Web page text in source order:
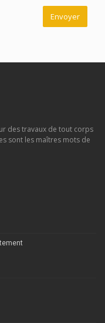
des travaux de tout corps
sont les maîtres mots de